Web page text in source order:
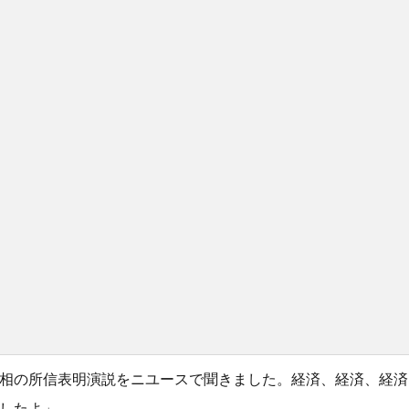
相の所信表明演説をニユースで聞きました。経済、経済、経